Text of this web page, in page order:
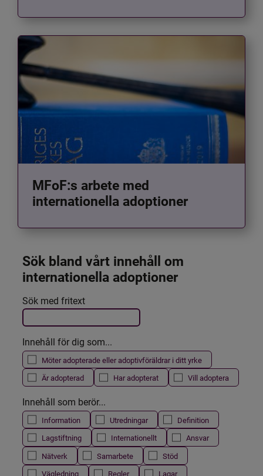
MFoF:s arbete med
internationella adoptioner
Sök bland vårt innehåll om
internationella adoptioner
Filtrera resultatet
Det här formuläret postas automatiskt
Sök med fritext
Innehåll för dig som...
Möter adopterade eller adoptivföräldrar i ditt yrke
Är adopterad
Har adopterat Vill adoptera
Innehåll som berör...
Information Utredningar
Definition
Lagstiftning
Internationellt
Ansvar
Nätverk
Samarbete
Stöd
Vägledning
Regler
Lagar